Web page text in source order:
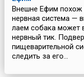
Внешне Ефим похож
нервная система —
лаем собака может
нервный тик.
пищеварительной
следить за его...